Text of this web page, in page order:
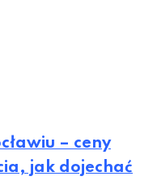
– ceny
jak dojechać